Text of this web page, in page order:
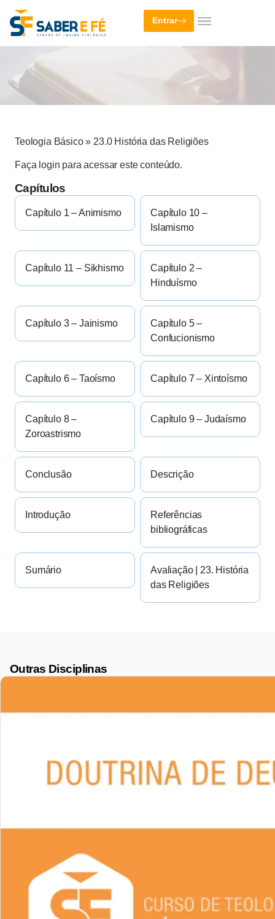
Entrar
Teologia Básico » 23.0 História das Religiões
Faça login para acessar este conteúdo.
Capítulos
Capítulo 1 – Animismo
Capítulo 10 –
Islamismo
Capítulo 11 – Sikhismo
Capítulo 2 –
Hinduísmo
Capítulo 3 – Jainismo
Capítulo 5 –
Confucionismo
Capítulo 6 – Taoísmo Capítulo 7 – Xintoísmo
Capítulo 8 –
Zoroastrismo
Capítulo 9 – Judaísmo
Conclusão Descrição
Introdução
Referências
bibliográficas
Sumário
Avaliação | 23. História
das Religiões
Outras Disciplinas